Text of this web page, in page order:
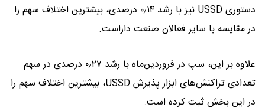
دستوری USSD نیز با رشد ۰٫۱۴ درصدی، بیشترین اختلاف سهم را
در مقایسه با سایر فعالان صنعت داراست.
علاوه بر این، سپ در فروردین‌ماه با رشد ۰٫۲۷ درصدی در سهم
تعدادی تراکنش‌های ابزار پذیرش USSD، بیشترین اختلاف سهم را
در این بخش ثبت کرده است.